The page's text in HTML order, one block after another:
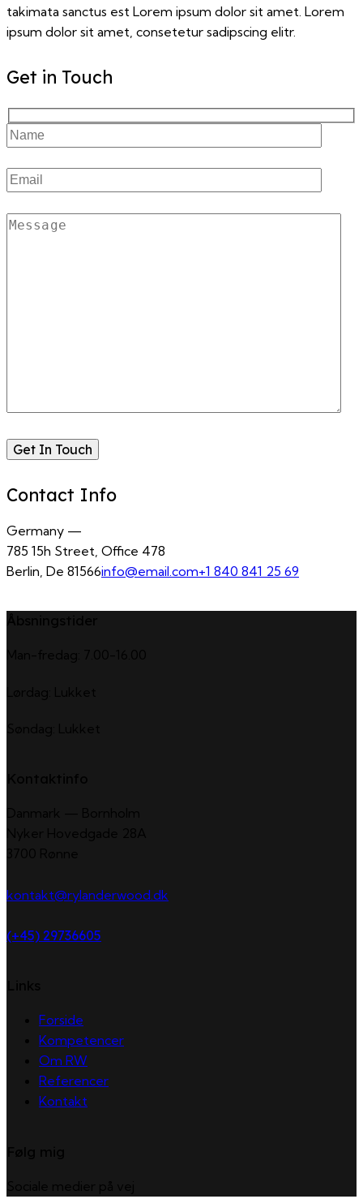
takimata sanctus est Lorem ipsum dolor sit amet. Lorem
ipsum dolor sit amet, consetetur sadipscing elitr.
Get in Touch
Contact Info
Germany —
785 15h Street, Office 478
Berlin, De 81566info@email.com+1 840 841 25 69
kontakt@rylanderwood.dk
(+45) 29736605
Forside
Kompetencer
Om RW
Referencer
Kontakt